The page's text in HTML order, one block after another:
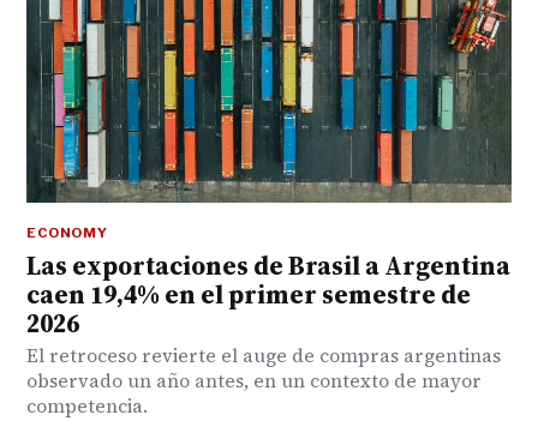
ECONOMY
Las exportaciones de Brasil a Argentina
caen 19,4% en el primer semestre de
2026
El retroceso revierte el auge de compras argentinas
observado un año antes, en un contexto de mayor
competencia.